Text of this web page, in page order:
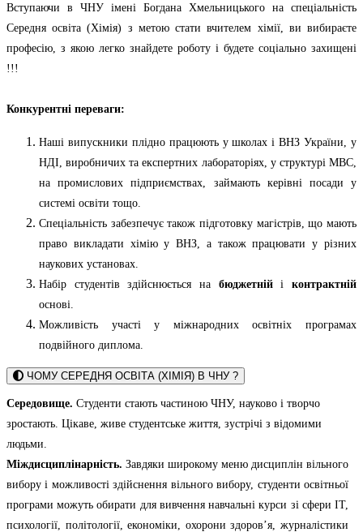
Вступаючи в ЧНУ імені Богдана Хмельницького на спеціальність
Середня освіта (Хімія) з метою стати вчителем хімії, ви вибираєте
професію, з якою легко знайдете роботу і будете соціально захищені
!!!
Конкурентні переваги:
Наші випускники плідно працюють у школах і ВНЗ України, у
НДІ, виробничих та експертних лабораторіях, у структурі МВС,
на промислових підприємствах, займають керівні посади у
системі освіти тощо.
Спеціальність забезпечує також підготовку магістрів, що мають
право викладати хімію у ВНЗ, а також працювати у різних
наукових установах.
Набір студентів здійснюється на бюджетнійіконтрактній
основі.
Можливість участі у міжнародних освітніх програмах
подвійного диплома.
ЧОМУ СЕРЕДНЯ ОСВІТА (ХІМІЯ) В ЧНУ ?
Середовище. Студенти стають частиною ЧНУ, науково і творчо
зростають. Цікаве, живе студентське життя, зустрічі з відомими
людьми.
Міждисциплінарність. Завдяки широкому меню дисциплін вільного
вибору і можливості здійснення вільного вибору, студенти освітньої
програми можуть обирати для вивчення навчальні курси зі сфери ІТ,
психології, політології, економіки, охорони здоров’я, журналістики